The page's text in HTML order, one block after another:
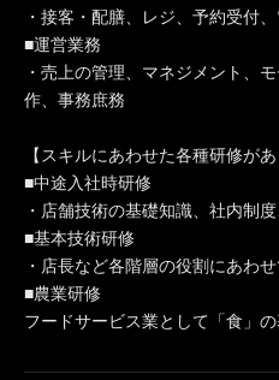
・接客・配膳、レジ、予約受付
■運営業務
・売上の管理、マネジメント、
作、事務庶務
【スキルにあわせた各種研修があ
■中途入社時研修
・店舗技術の基礎知識、社内制
■基本技術研修
・店長など各階層の役割にあわせ
■農業研修
フードサービス業として「食」の